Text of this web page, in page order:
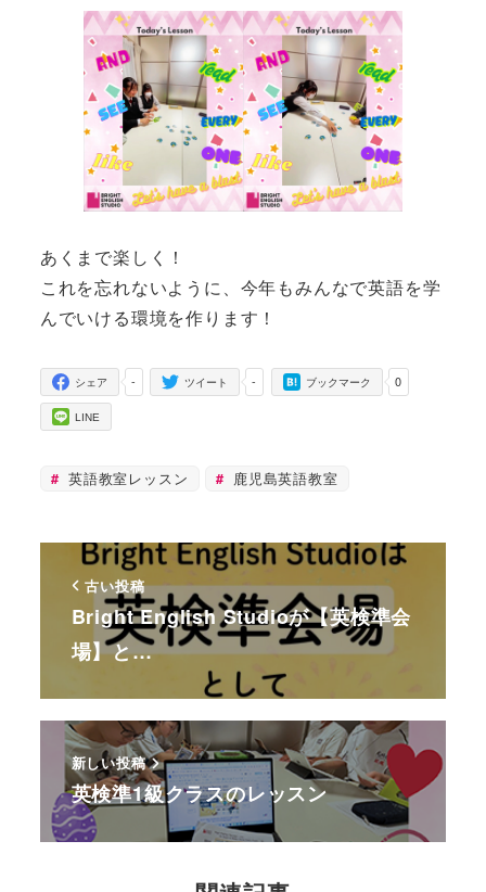
あくまで楽しく！
これを忘れないように、今年もみんなで英語を学
んでいける環境を作ります！
-
シェア -
ツイート 0
ブックマーク
LINE
英語教室レッスン 鹿児島英語教室
古い投稿
Bright English Studioが【英検準会
場】と…
新しい投稿
英検準1級クラスのレッスン